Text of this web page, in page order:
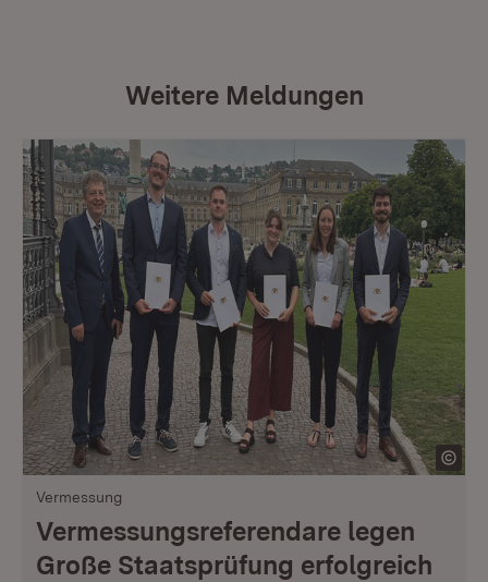
Weitere Meldungen
Vermessung
Vermessungsreferendare legen
Große Staatsprüfung erfolgreich